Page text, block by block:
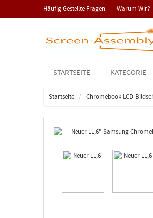
Häufig Gestellte Fragen Warum Wir?
STARTSEITE KATEGORIE
Startseite Chromebook-LCD-